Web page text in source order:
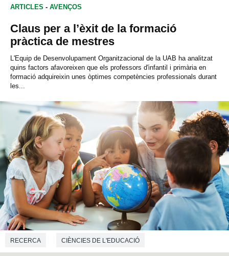
ARTICLES - AVENÇOS
Claus per a l’èxit de la formació
pràctica de mestres
L'Equip de Desenvolupament Organitzacional de la UAB ha analitzat
quins factors afavoreixen que els professors d'infantil i primària en
formació adquireixin unes òptimes competències professionals durant
les...
RECERCA CIÈNCIES DE L'EDUCACIÓ